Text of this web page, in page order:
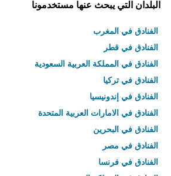
البلدان التي يبحث عنها مستخدمونا
الفنادق في المغرب
الفنادق في قطر
الفنادق في المملكة العربية السعودية
الفنادق في تركيا
الفنادق في إندونيسيا
الفنادق في الامارات العربية المتحدة
الفنادق في البحرين
الفنادق في مصر
الفنادق في فرنسا